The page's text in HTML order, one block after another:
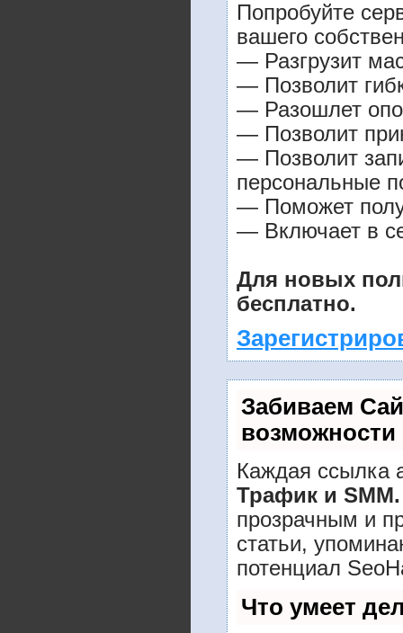
Попробуйте
вашего
— Разгрузит
— Позволит
— Разошлет
— Позволит
— Позволит
персональные
— Поможет
— Включает в
Для новых
бесплатно.
Забиваем
возможности
Каждая ссылка
Трафик и SMM.
прозрачным и
статьи,
потенциал
Что умеет